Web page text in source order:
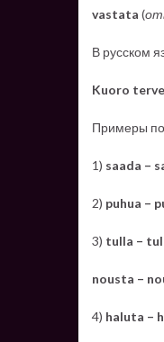
vastata (
В русском
Kuoro
Примеры по
1) saada –
2) puhua –
3) tulla –
nousta –
4) haluta –